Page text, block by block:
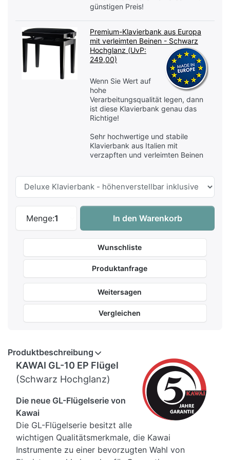
günstigen Preis!
Premium-Klavierbank aus Europa
mit verleimten Beinen - Schwarz
Hochglanz (UvP:
249,00)
Wenn Sie Wert auf
hohe
Verarbeitungsqualität legen, dann
ist diese Klavierbank genau das
Richtige!
Sehr hochwertige und stabile
Klavierbank aus Italien mit
verzapften und verleimten Beinen
Menge:1
Kawai GL-10 EP - 153cm Flügel -
In den Warenkorb
Wunschliste
Produktanfrage
Weitersagen
Vergleichen
Produktbeschreibung
KAWAI GL-10 EP Flügel
(Schwarz Hochglanz)
Die neue GL-Flügelserie von
Kawai
Die GL-Flügelserie besitzt alle
wichtigen Qualitätsmerkmale, die Kawai
Instrumente zu einer bevorzugten Wahl von